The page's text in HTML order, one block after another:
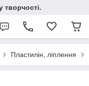
творчості.
Пластилін, ліплення